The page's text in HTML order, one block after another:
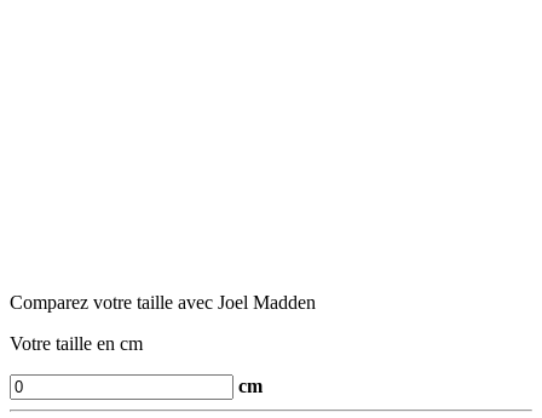
Comparez votre taille avec Joel Madden
Votre taille en cm
cm